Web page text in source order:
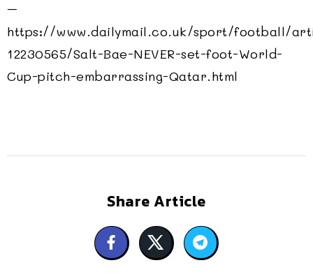
–
https://www.dailymail.co.uk/sport/football/
12230565/Salt-Bae-NEVER-set-foot-World-
Cup-pitch-embarrassing-Qatar.html
Share Article